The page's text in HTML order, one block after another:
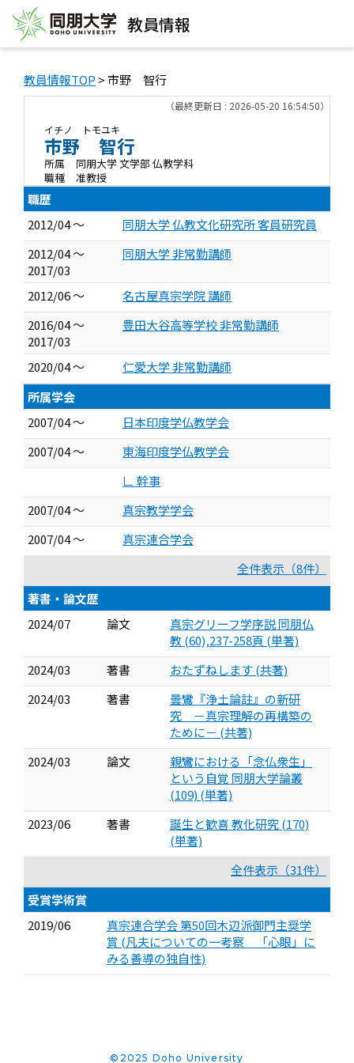
教員情報
教員情報TOP > 市野 智行
（最終更新日 : 2026-05-20 16:54:50）
イチノ トモユキ
市野 智行
所属
同朋大学 文学部 仏教学科
職種
准教授
職歴
2012/04 ～
同朋大学 仏教文化研究所 客員研究員
2012/04 ～
2017/03
同朋大学 非常勤講師
2012/06 ～
名古屋真宗学院 講師
2016/04 ～
2017/03
豊田大谷高等学校 非常勤講師
2020/04 ～
仁愛大学 非常勤講師
所属学会
2007/04 ～
日本印度学仏教学会
2007/04 ～
東海印度学仏教学会
∟ 幹事
2007/04 ～
真宗教学学会
2007/04 ～
真宗連合学会
全件表示（8件）
著書・論文歴
2024/07
論文
真宗グリーフ学序説 同朋仏
教 (60),237-258頁 (単著)
2024/03
著書
おたずねします (共著)
2024/03
著書
曇鸞『浄土論註』の新研
究 －真宗理解の再構築の
ために－ (共著)
2024/03
論文
親鸞における「念仏衆生」
という自覚 同朋大学論叢
(109) (単著)
2023/06
著書
誕生と歓喜 教化研究 (170)
(単著)
全件表示（31件）
受賞学術賞
2019/06
真宗連合学会 第50回木辺派御門主奨学
賞 (凡夫についての一考察 「心眼」に
みる善導の独自性)
©2025 Doho University